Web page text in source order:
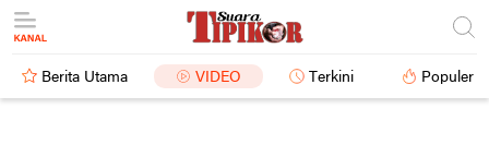
Berita Utama VIDEO Terkini Populer